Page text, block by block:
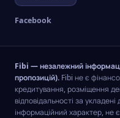
Facebook
Fibi — незалежний
пропозицій). Fibi не є
кредитування, розміщення
відповідальності за
інформаційний характер, не